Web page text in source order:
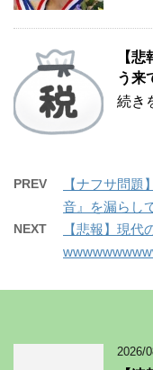
【
う来
続き
PREV
【ナフサ問
音』を漏らし
NEXT
【悲報】現代
2026/